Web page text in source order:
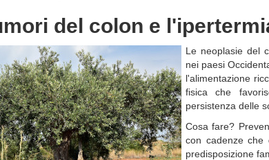
del colon e
Le neoplasie del
nei paesi
l'alimentazione
fisica che
persistenza delle
Cosa fare?
con cadenze che
predisposizione